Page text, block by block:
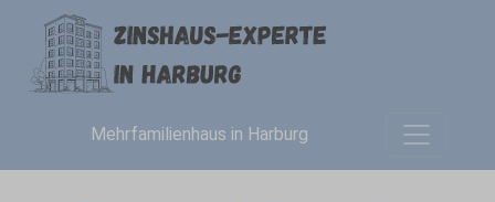
Mehrfamilienhaus in Harburg